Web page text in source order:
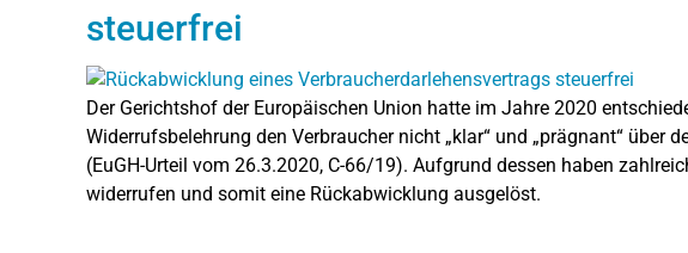
steuerfrei
Der Gerichtshof der Europäischen Union hatte im Jahre 2020
Widerrufsbelehrung den Verbraucher nicht „klar“ und „prägnant“ über
(EuGH-Urteil vom 26.3.2020, C-66/19). Aufgrund dessen haben
widerrufen und somit eine Rückabwicklung ausgelöst.